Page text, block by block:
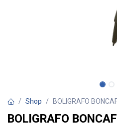
Shop BOLIGRAFO
BOLIGRAFO